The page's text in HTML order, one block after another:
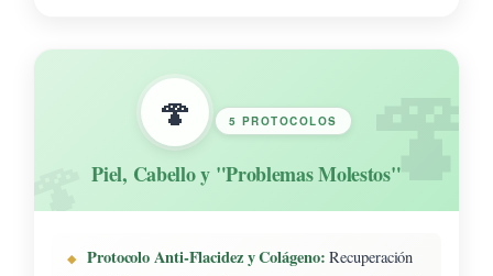
🍄 5 PROTOCOLOS
Piel, Cabello y "Problemas Molestos"
Protocolo Anti-Flacidez y Colágeno: Recuperación